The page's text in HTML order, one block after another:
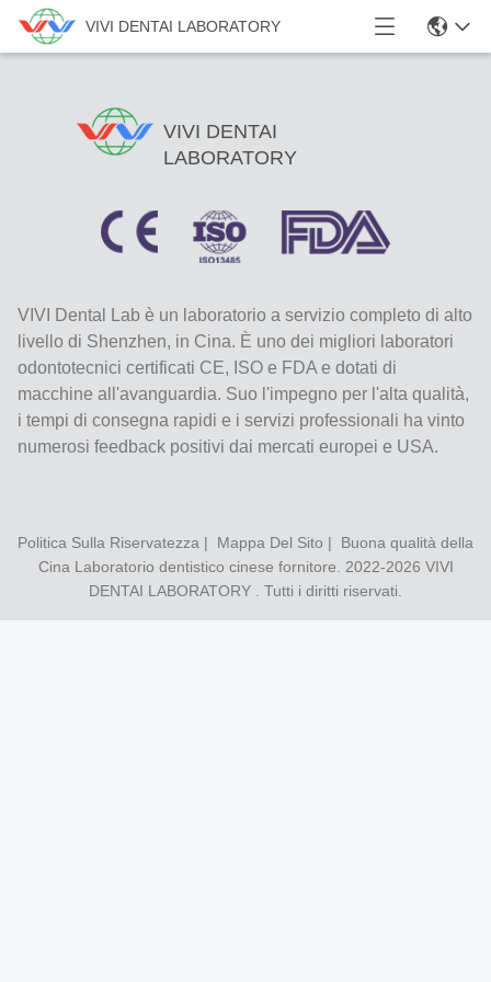
VIVI DENTAI LABORATORY
VIVI DENTAI
LABORATORY
VIVI Dental Lab è un laboratorio a servizio completo di alto
livello di Shenzhen, in Cina. È uno dei migliori laboratori
odontotecnici certificati CE, ISO e FDA e dotati di
macchine all'avanguardia. Suo l'impegno per l'alta qualità,
i tempi di consegna rapidi e i servizi professionali ha vinto
numerosi feedback positivi dai mercati europei e USA.
Politica Sulla Riservatezza | Mappa Del Sito | Buona qualità della
Cina Laboratorio dentistico cinese fornitore. 2022-2026 VIVI
DENTAI LABORATORY . Tutti i diritti riservati.